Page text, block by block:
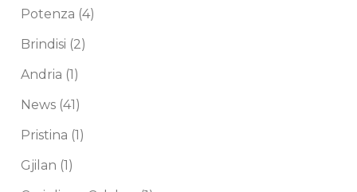
Potenza (4)
Brindisi (2)
Andria (1)
News (41)
Pristina (1)
Gjilan (1)